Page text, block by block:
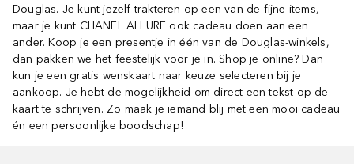
Douglas. Je kunt jezelf trakteren op een van de fijne items,
maar je kunt CHANEL ALLURE ook cadeau doen aan een
ander. Koop je een presentje in één van de Douglas-winkels,
dan pakken we het feestelijk voor je in. Shop je online? Dan
kun je een gratis wenskaart naar keuze selecteren bij je
aankoop. Je hebt de mogelijkheid om direct een tekst op de
kaart te schrijven. Zo maak je iemand blij met een mooi cadeau
én een persoonlijke boodschap!